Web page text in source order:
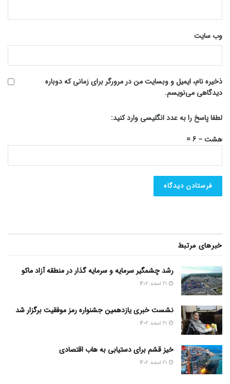
وب‌ سایت
ذخیره نام، ایمیل و وبسایت من در مرورگر برای زمانی که دوباره
دیدگاهی می‌نویسم.
لطفا پاسخ را به عدد انگلیسی وارد کنید:
هشت − 6 =
خبرهای مرتبط
رشد چشمگیر سرمایه و سرمایه گذار در منطقه آزاد ماکو
نشست خبری یازدهمین جشنواره رمز موفقیت برگزار شد
خیز قشم برای دستیابی به هاب اقتصادی